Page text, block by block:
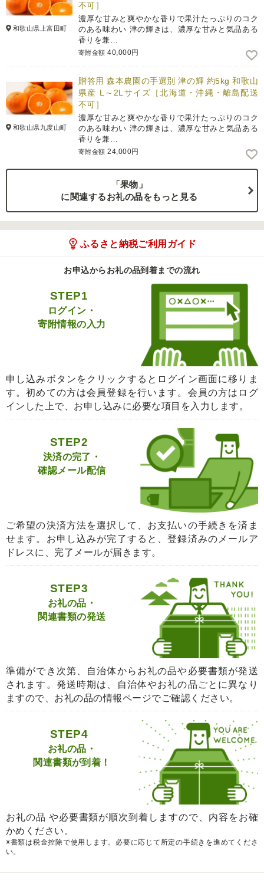
和歌山県上富田町
不可］
濃厚な甘みと爽やかな香りで果汁たっぷりのコク
のある味わい 津の輝きは、濃厚な甘みと気品ある
香りを兼…
寄附金額 40,000円
和歌山県九度山町
贈答用 森本農園の手選別 津の輝 約5kg 和歌山
県産 L～2Lサイズ［北海道・沖縄・離島配送
不可］
濃厚な甘みと爽やかな香りで果汁たっぷりのコク
のある味わい 津の輝きは、濃厚な甘みと気品ある
香りを兼…
寄附金額 24,000円
「果物」
に関連するお礼の品をもっと見る
ふるさと納税ご利用ガイド
お申込からお礼の品到着までの流れ
STEP1
ログイン・
寄附情報の入力
申し込みボタンをクリックするとログイン画面に移りま
す。初めての方は会員登録を行います。会員の方はログ
インした上で、お申し込みに必要な項目を入力します。
STEP2
決済の完了・
確認メール配信
ご希望の決済方法を選択して、お支払いの手続きを済ま
せます。お申し込みが完了すると、登録済みのメールア
ドレスに、完了メールが届きます。
STEP3
お礼の品・
関連書類の発送
準備ができ次第、自治体からお礼の品や必要書類が発送
されます。発送時期は、自治体やお礼の品ごとに異なり
ますので、お礼の品の情報ページでご確認ください。
STEP4
お礼の品・
関連書類が到着！
お礼の品 や必要書類が順次到着しますので、内容をお確
かめください。
※書類は税金控除で使用します。必要に応じて所定の手続きを進めてくださ
い。